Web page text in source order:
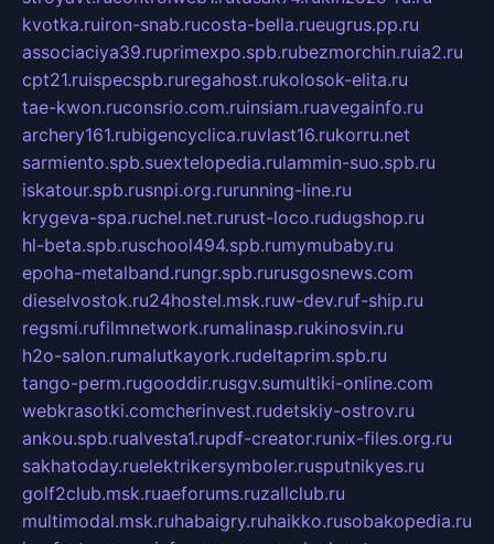
kvotka.ruiron-snab.rucosta-bella.rueugrus.pp.ru
associaciya39.ruprimexpo.spb.rubezmorchin.ruia2.ru
cpt21.ruispecspb.ruregahost.rukolosok-elita.ru
tae-kwon.ruconsrio.com.ruinsiam.ruavegainfo.ru
archery161.rubigencyclica.ruvlast16.rukorru.net
sarmiento.spb.suextelopedia.rulammin-suo.spb.ru
iskatour.spb.rusnpi.org.rurunning-line.ru
krygeva-spa.ruchel.net.rurust-loco.rudugshop.ru
hl-beta.spb.ruschool494.spb.rumymubaby.ru
epoha-metalband.rungr.spb.rurusgosnews.com
dieselvostok.ru24hostel.msk.ruw-dev.ruf-ship.ru
regsmi.rufilmnetwork.rumalinasp.rukinosvin.ru
h2o-salon.rumalutkayork.rudeltaprim.spb.ru
tango-perm.rugooddir.rusgv.sumultiki-online.com
webkrasotki.comcherinvest.rudetskiy-ostrov.ru
ankou.spb.rualvesta1.rupdf-creator.runix-files.org.ru
sakhatoday.ruelektrikersymboler.rusputnikyes.ru
golf2club.msk.ruaeforums.ruzallclub.ru
multimodal.msk.ruhabaigry.ruhaikko.rusobakopedia.ru